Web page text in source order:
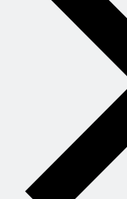
ответ,
вопрос… :-)
Ответить
— дать шанс и
а в составе
креветки